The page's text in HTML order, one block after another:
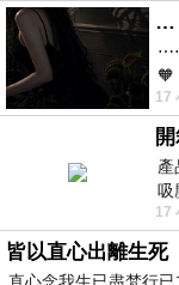
…
🧡
前
17
產
吸
線
17
皆以直心出離生死